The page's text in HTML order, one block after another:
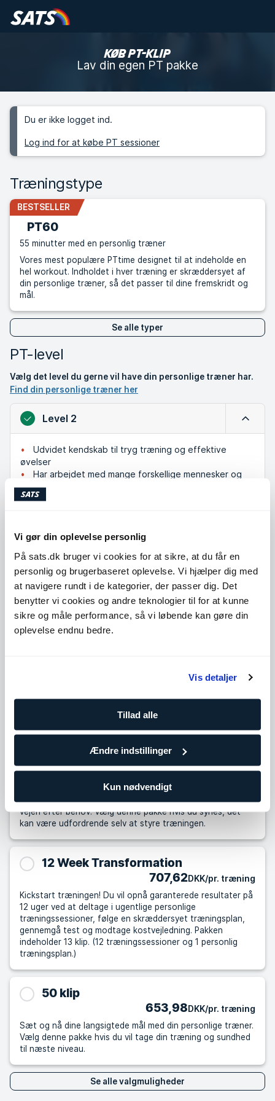
Vi gør din oplevelse personlig
På sats.dk bruger vi cookies for at sikre, at du får en
personlig og brugerbaseret oplevelse. Vi hjælper dig med
at navigere rundt i de kategorier, der passer dig. Det
benytter vi cookies og andre teknologier til for at kunne
sikre og måle performance, så vi løbende kan gøre din
oplevelse endnu bedre.
Vis detaljer
Tillad alle
Ændre indstillinger
Kun nødvendigt
KØB PT-KLIP
Lav din egen PT pakke
Du er ikke logget ind.
Log ind for at købe PT sessioner
Træningstype
PT60
BESTSELLER
55 minutter med en personlig træner
Vores mest populære PTtime designet til at indeholde en
hel workout. Indholdet i hver træning er skræddersyet af
din personlige træner, så det passer til dine fremskridt og
mål.
Se alle typer
PT-level
Vælg det level du gerne vil have din personlige træner har.
Find din personlige træner her
Level 2 Luk
Udvidet kendskab til tryg træning og effektive
øvelser
Har arbejdet med mange forskellige mennesker og
mål
Et godt valg hvis du vil have en kombination af teori
Level 1
Level 3 Udvid
Level 4 Udvid
Antal træninger
træner regelmæssigt eller i gruppetimer.
25 klip
687,96
Træn oftere for at holde dig på rette spor og tilpas hen ad
vejen efter behov. Vælg denne pakke hvis du synes, det
kan være udfordrende selv at styre træningen.
12 Week Transformation
707,62DKK/pr. træning
Kickstart træningen! Du vil opnå garanterede resultater på
12 uger ved at deltage i ugentlige personlige
træningssessioner, følge en skræddersyet træningsplan,
gennemgå test og modtage kostvejledning. Pakken
indeholder 13 klip. (12 træningssessioner og 1 personlig
træningsplan.)
50 klip
653,98DKK/pr. træning
Sæt og nå dine langsigtede mål med din personlige træner.
Vælg denne pakke hvis du vil tage din træning og sundhed
til næste niveau.
Se alle valgmuligheder